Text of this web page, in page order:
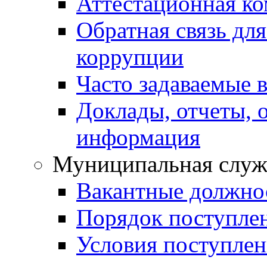
Обратная связь
коррупции
Часто задаваемые
Доклады, отчеты,
информация
Муниципальная
Вакантные
Порядок
Условия